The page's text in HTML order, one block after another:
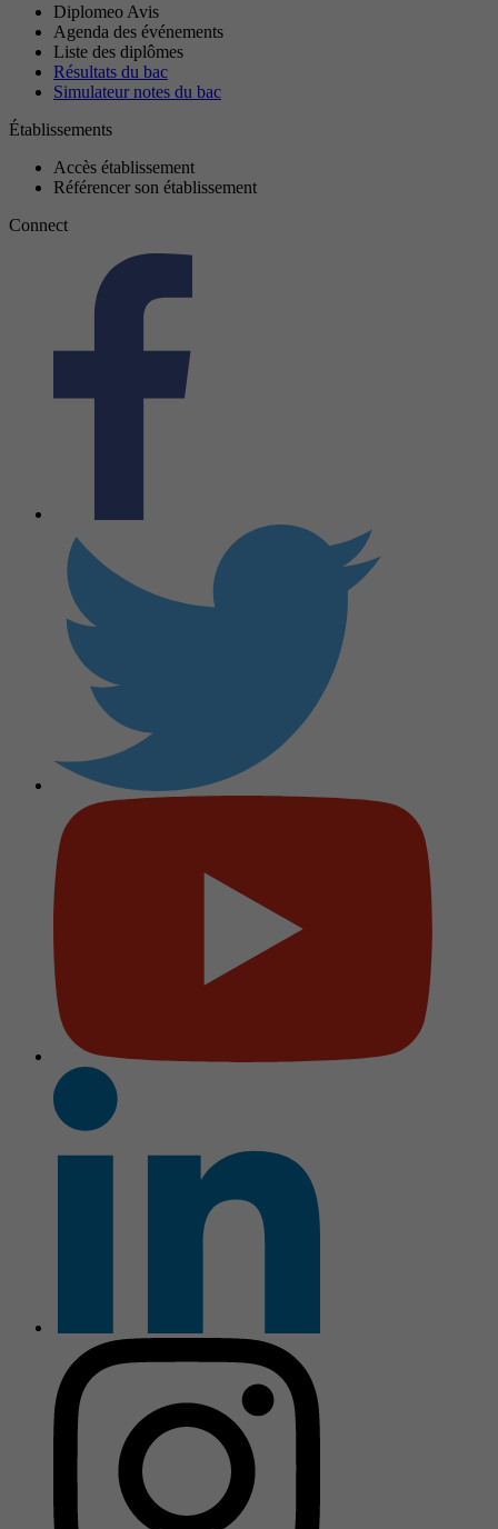
Diplomeo Avis
Agenda des événements
Liste des diplômes
Résultats du bac
Simulateur notes du bac
Établissements
Accès établissement
Référencer son établissement
Connect